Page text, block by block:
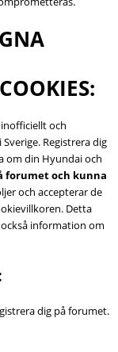
och
Registrera dig
om din Hyundai och
forumet och kunna
och accepterar de
Detta
information om
dig på forumet.